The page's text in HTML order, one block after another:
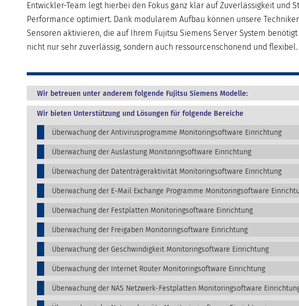
Entwickler-Team legt hierbei den Fokus ganz klar auf Zuverlässigkeit und
Performance optimiert. Dank modularem Aufbau können unsere
Sensoren aktivieren, die auf Ihrem Fujitsu Siemens Server System
nicht nur sehr zuverlässig, sondern auch ressourcenschonend und
Wir betreuen unter anderem folgende Fujitsu Siemens Modelle:
Wir bieten Unterstützung und Lösungen für folgende Bereiche
Überwachung der Antivirusprogramme Monitoringsoftware Einrichtung
Überwachung der Auslastung Monitoringsoftware Einrichtung
Überwachung der Datenträgeraktivität Monitoringsoftware Einrichtung
Überwachung der E-Mail Exchange Programme Monitoringsoftware
Überwachung der Festplatten Monitoringsoftware Einrichtung
Überwachung der Freigaben Monitoringsoftware Einrichtung
Überwachung der Geschwindigkeit Monitoringsoftware Einrichtung
Überwachung der Internet Router Monitoringsoftware Einrichtung
Überwachung der NAS Netzwerk-Festplatten Monitoringsoftware